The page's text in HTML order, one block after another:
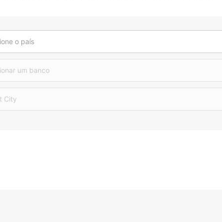
o país
um banco
City